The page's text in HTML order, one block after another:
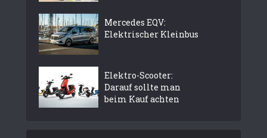
Mercedes EQV:
Elektrischer Kleinbus
Elektro-Scooter:
Darauf sollte man
beim Kauf achten